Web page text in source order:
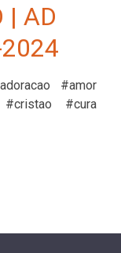
| AD
#amor
#cristao #cura